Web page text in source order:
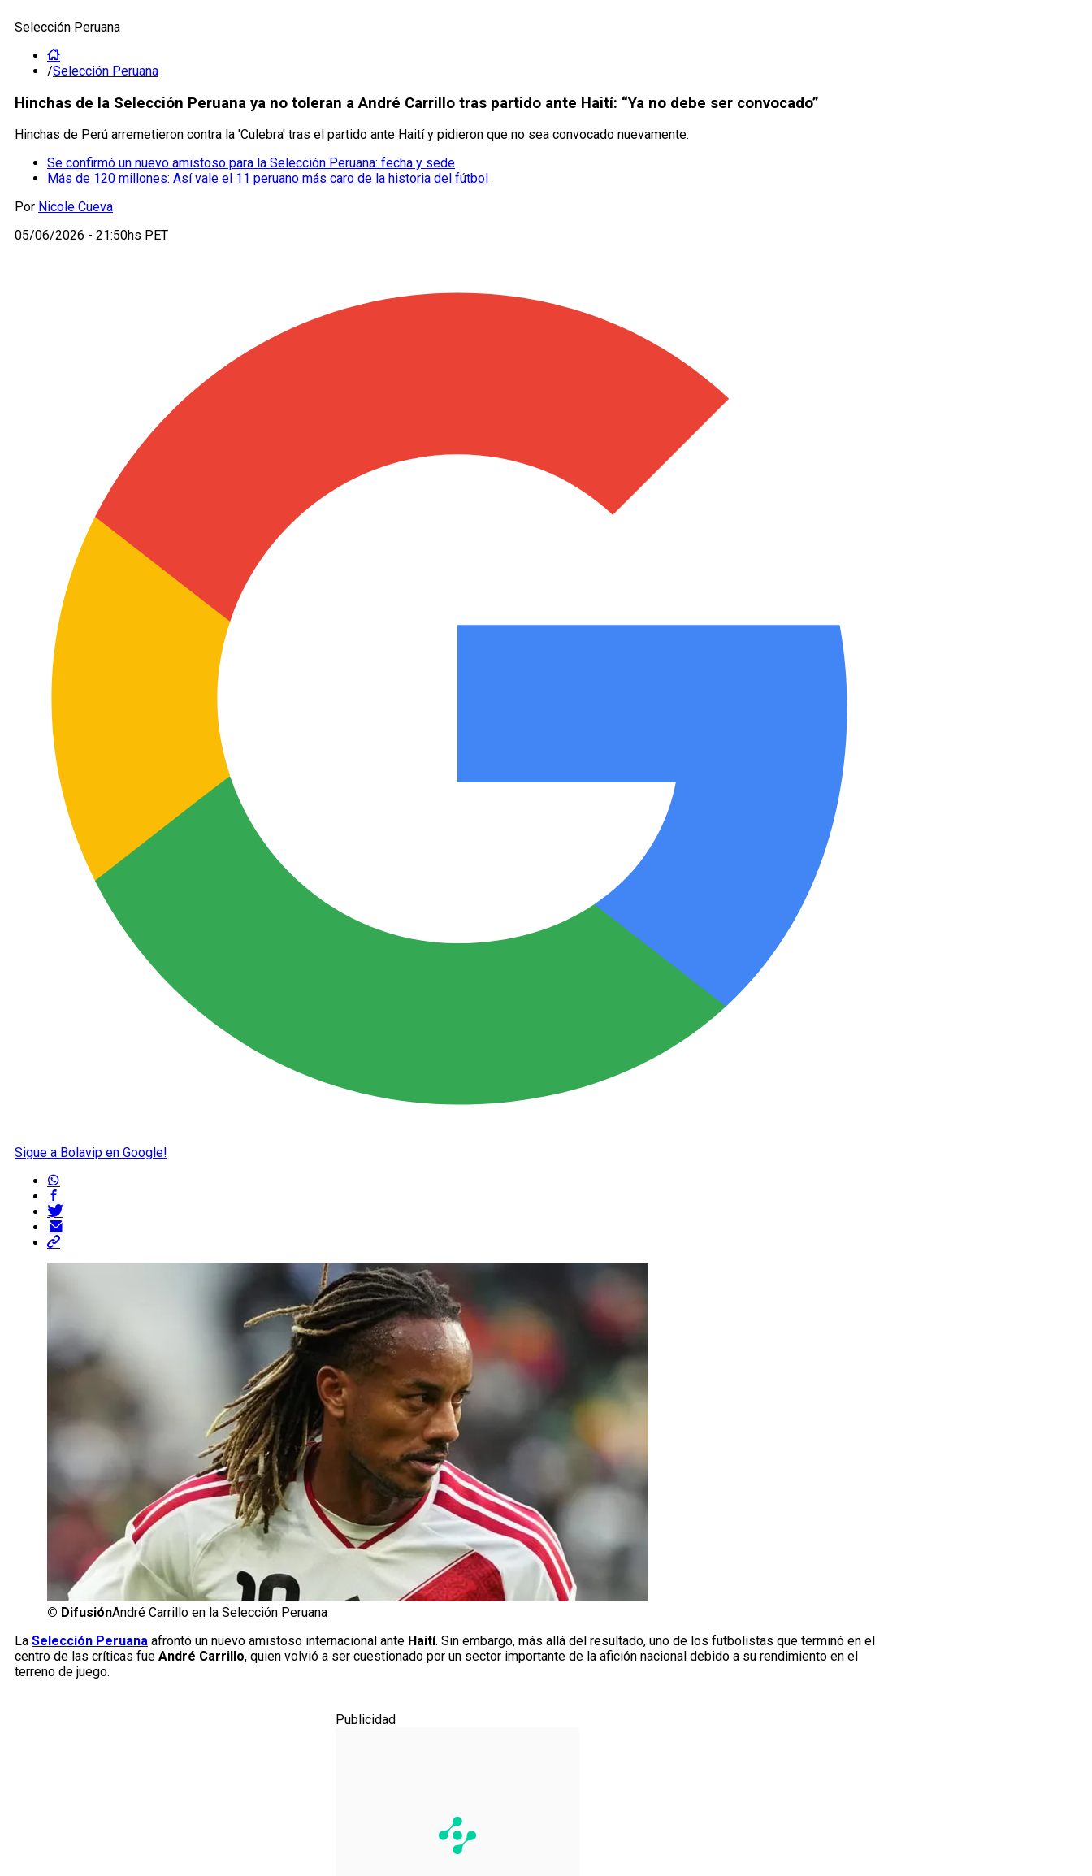
Selección Peruana
/Selección Peruana
Hinchas de la Selección Peruana ya no toleran a André Carrillo tras partido ante Haití: “Ya no debe ser convocado”
Hinchas de Perú arremetieron contra la 'Culebra' tras el partido ante Haití y pidieron que no sea convocado nuevamente.
Se confirmó un nuevo amistoso para la Selección Peruana: fecha y sede
Más de 120 millones: Así vale el 11 peruano más caro de la historia del fútbol
Por Nicole Cueva
05/06/2026 - 21:50hs PET
Sigue a Bolavip en Google!
© DifusiónAndré Carrillo en la Selección Peruana
La Selección Peruana afrontó un nuevo amistoso internacional ante Haití. Sin embargo, más allá del resultado, uno de los futbolistas que terminó en el
centro de las críticas fue André Carrillo, quien volvió a ser cuestionado por un sector importante de la afición nacional debido a su rendimiento en el
terreno de juego.
Publicidad